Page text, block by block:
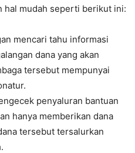
hal mudah seperti berikut ini:
mencari tahu informasi
dana yang akan
tersebut mempunyai
penyaluran bantuan
hanya memberikan dana
tersebut tersalurkan